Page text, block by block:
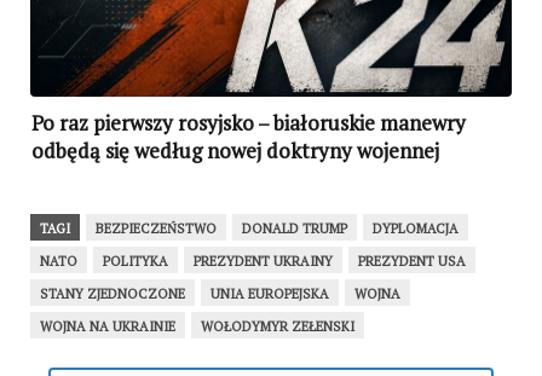
Po raz pierwszy rosyjsko – białoruskie manewry
odbędą się według nowej doktryny wojennej
TAGI BEZPIECZEŃSTWO DONALD TRUMP
DYPLOMACJA
NATO
POLITYKA PREZYDENT UKRAINY
PREZYDENT USA
STANY ZJEDNOCZONE
UNIA EUROPEJSKA
WOJNA
WOJNA NA UKRAINIE
WOŁODYMYR ZEŁENSKI